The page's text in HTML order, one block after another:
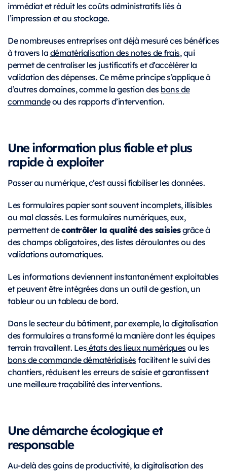
immédiat et réduit les coûts administratifs liés à
l’impression et au stockage.
De nombreuses entreprises ont déjà mesuré ces bénéfices
à travers ladématérialisation des notes de frais, qui
permet de centraliser les justificatifs et d’accélérer la
validation des dépenses. Ce même principe s’applique à
d’autres domaines, comme la gestion des bons de
commandeou des rapports d’intervention.
Une information plus fiable et plus
rapide à exploiter
Passer au numérique, c’est aussi fiabiliser les données.
Les formulaires papier sont souvent incomplets, illisibles
ou mal classés. Les formulaires numériques, eux,
permettent decontrôler la qualité des saisiesgrâce à
des champs obligatoires, des listes déroulantes ou des
validations automatiques.
Les informations deviennent instantanément exploitables
et peuvent être intégrées dans un outil de gestion, un
tableur ou un tableau de bord.
Dans le secteur du bâtiment, par exemple, la digitalisation
des formulaires a transformé la manière dont les équipes
terrain travaillent. Lesétats des lieux numériquesou les
bons de commande dématérialisésfacilitent le suivi des
chantiers, réduisent les erreurs de saisie et garantissent
une meilleure traçabilité des interventions.
Une démarche écologique et
responsable
Au-delà des gains de productivité, la digitalisation des